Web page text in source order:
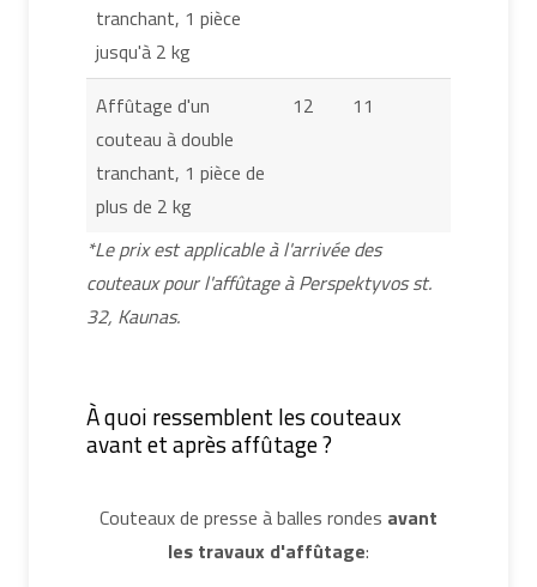
tranchant, 1 pièce
jusqu'à 2 kg
Affûtage d'un
couteau à double
tranchant, 1 pièce de
plus de 2 kg
12 11
*Le prix est applicable à l'arrivée des
couteaux pour l'affûtage à Perspektyvos st.
32, Kaunas.
À quoi ressemblent les couteaux
avant et après affûtage ?
Couteaux de presse à balles rondes avant
les travaux d'affûtage: